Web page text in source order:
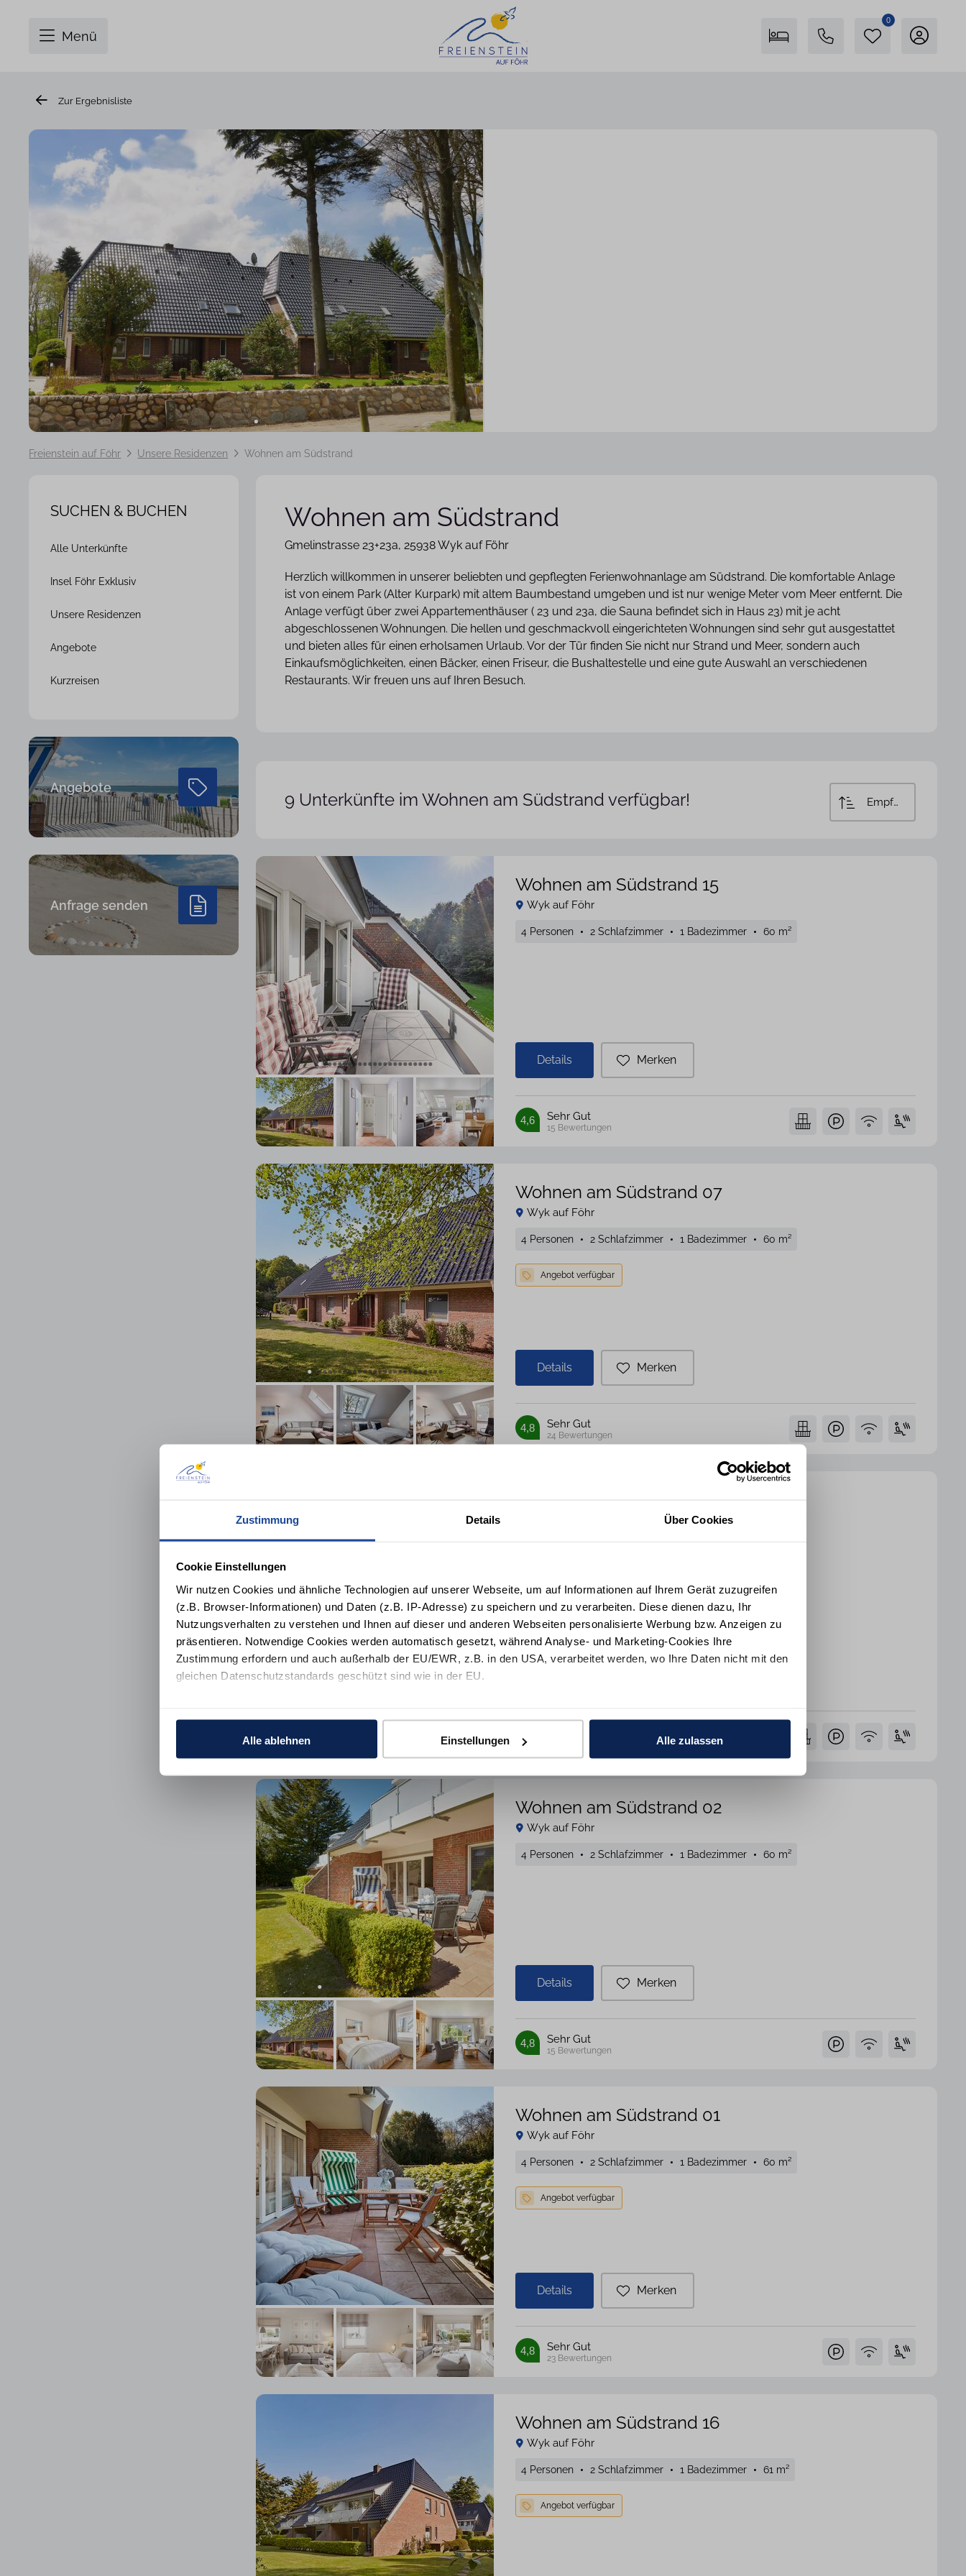
Zustimmung Details Über Cookies
Cookie Einstellungen
Wir nutzen Cookies und ähnliche Technologien auf unserer Webseite, um auf Informationen auf Ihrem Gerät zuzugreifen
(z.B. Browser-Informationen) und Daten (z.B. IP-Adresse) zu speichern und zu verarbeiten. Diese dienen dazu, Ihr
Nutzungsverhalten zu verstehen und Ihnen auf dieser und anderen Webseiten personalisierte Werbung bzw. Anzeigen zu
präsentieren. Notwendige Cookies werden automatisch gesetzt, während Analyse- und Marketing-Cookies Ihre
Zustimmung erfordern und auch außerhalb der EU/EWR, z.B. in den USA, verarbeitet werden, wo Ihre Daten nicht mit den
gleichen Datenschutzstandards geschützt sind wie in der EU.
Alle ablehnen
Einstellungen Alle zulassen
Menü
0
Zur Ergebnisliste
Freienstein auf Föhr Unsere Residenzen Wohnen am Südstrand
Wohnen am Südstrand
Gmelinstrasse 23+23a 25938 Wyk auf Föhr
Herzlich willkommen in unserer beliebten und gepflegten Ferienwohnanlage am Südstrand. Die komfortable Anlage
ist von einem Park (Alter Kurpark) mit altem Baumbestand umgeben und ist nur wenige Meter vom Meer entfernt. Die
Anlage verfügt über zwei Appartementhäuser ( 23 und 23a, die Sauna befindet sich in Haus 23) mit je acht
abgeschlossenen Wohnungen. Die hellen und geschmackvoll eingerichteten Wohnungen sind sehr gut ausgestattet
und bieten alles für einen erholsamen Urlaub. Vor der Tür finden Sie nicht nur Strand und Meer, sondern auch
Einkaufsmöglichkeiten, einen Bäcker, einen Friseur, die Bushaltestelle und eine gute Auswahl an verschiedenen
Restaurants. Wir freuen uns auf Ihren Besuch.
9 Unterkünfte im Wohnen am Südstrand verfügbar! Empfohlen
Wohnen am Südstrand 15
Wyk auf Föhr
4 Personen 2 Schlafzimmer 1 Badezimmer 60 m²
Details Merken
15 Bewertungen
4,6 Sehr Gut
Wohnen am Südstrand 07
Wyk auf Föhr
4 Personen 2 Schlafzimmer 1 Badezimmer 60 m²
Details Merken
24 Bewertungen
4,8 Sehr Gut
4,5
Wohnen am Südstrand 02
Wyk auf Föhr
4 Personen 2 Schlafzimmer 1 Badezimmer 60 m²
Details Merken
15 Bewertungen
4,8 Sehr Gut
Wohnen am Südstrand 01
Wyk auf Föhr
4 Personen 2 Schlafzimmer 1 Badezimmer 60 m²
Details Merken
23 Bewertungen
4,8 Sehr Gut
Wohnen am Südstrand 16
Wyk auf Föhr
4 Personen 2 Schlafzimmer 1 Badezimmer 61 m²
SUCHEN & BUCHEN
überspringen
Alle Unterkünfte
Insel Föhr Exklusiv
Unsere Residenzen
Angebote
Kurzreisen
Angebote
Anfrage senden